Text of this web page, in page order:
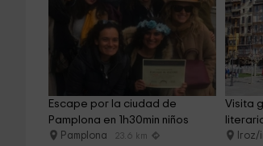
Escape por la ciudad de
Pamplona en 1h30min niños
Pamplona 23.6 km
Visita
Iroz/